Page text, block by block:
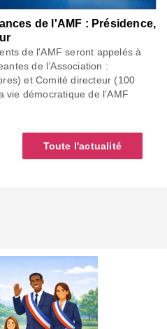
de l'AMF : Présidence,
de l'AMF seront appelés à
de l’Association :
et Comité directeur (100
vie démocratique de l’AMF
Toute l'actualité